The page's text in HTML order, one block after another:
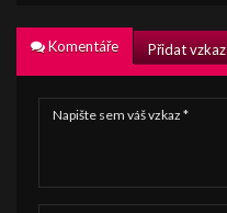
Komentáře Přidat vzkaz